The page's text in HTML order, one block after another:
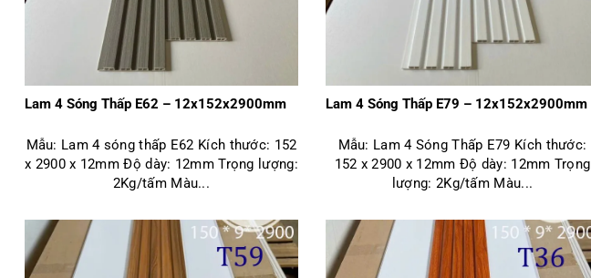
Lam 4 Sóng Thấp E62 – 12x152x2900mm
Mẫu: Lam 4 sóng thấp E62 Kích thước: 152
x 2900 x 12mm Độ dày: 12mm Trọng lượng:
2Kg/tấm Màu...
Lam 4 Sóng Thấp E79 – 12x152x2900mm
Mẫu: Lam 4 Sóng Thấp E79 Kích thước:
152 x 2900 x 12mm Độ dày: 12mm Trọng
lượng: 2Kg/tấm Màu...